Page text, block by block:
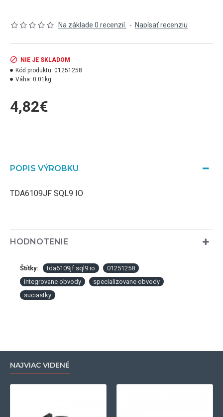
Na základe 0 recenzií. - Napísať recenziu
4,82€
NIE JE SKLADOM
Kód produktu: 01251258
Váha: 0.01kg
POPIS VÝROBKU
TDA6109JF SQL9 IO
HODNOTENIE
Štítky: tda6109jf sql9 io
01251258
integrovane obvody
specializovane obvody
suciastky
NAJVIAC VIDENÉ